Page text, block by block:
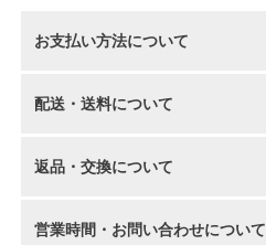
お支払い方法について
配送・送料について
返品・交換について
営業時間・お問い合わせについて